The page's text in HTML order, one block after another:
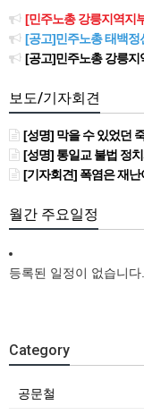
[민주노총 강릉지역지부]민
[공고]민주노총 태백정선
[공고]민주노총 강릉지
보도/기자회견
[성명] 막을 수 있었던 죽음, HL만도가 책
[성명] 통일교 불법 정치
[기자회견] 폭염은 재난이다! 폭염으로부
월간 주요일정
등록된 일정이 없습니다.
Category
공문철